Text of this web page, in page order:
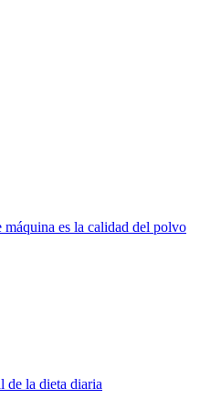
máquina es la calidad del polvo
de la dieta diaria